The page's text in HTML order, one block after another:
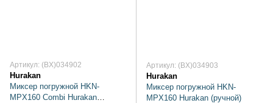
Артикул: (BX)034902
Hurakan
Миксер погружной HKN-
MPX160 Combi Hurakan
Артикул: (BX)034903
Hurakan
Миксер погружной HKN-
MPX160 Hurakan (ручной)